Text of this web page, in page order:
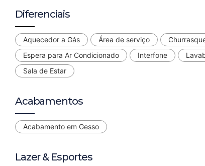
Diferenciais
Aquecedor a Gás Área de serviço
Espera para Ar Condicionado
Interfone
Sala de Estar
Acabamentos
Acabamento em Gesso
Lazer & Esportes